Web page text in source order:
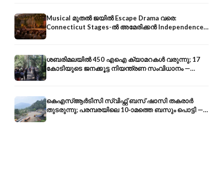
Musical മുതൽ ജയിൽ Escape Drama വരെ:
Connecticut Stages-ൽ അമേരിക്കൻ Independence-
ന്റെ 250-ആം വാർഷികം
ശബരിമലയിൽ 450 എഐ ക്യാമറകൾ വരുന്നു; 17
കോടിയുടെ ജനക്കൂട്ട നിയന്ത്രണ സംവിധാനം —
എരുമേലി മുതൽ പമ്പ വരെ
കെഎസ്ആർടിസി സ്വിഫ്റ്റ് ബസ് ഷാസി തകരാർ
തുടരുന്നു; പരമ്പരയിലെ 10-ാമത്തെ ബസും പൊട്ടി —
സുരക്ഷാ ആശങ്ക